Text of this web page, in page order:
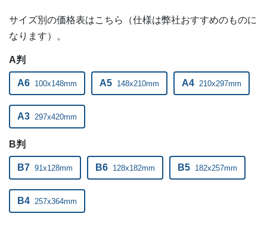
サイズ別の価格表はこちら（仕様は弊社おすすめのものに
なります）。
A判
A6 100x148mm A5 148x210mm A4 210x297mm
A3 297x420mm
B判
B7 91x128mm B6 128x182mm B5 182x257mm
B4 257x364mm